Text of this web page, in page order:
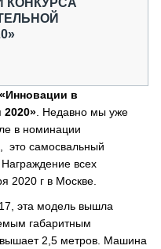
КОНКУРСА
«Инновации в
2020» . Недавно мы уже
в номинации
это самосвальный
всех
2020 г в Москве.
эта модель вышла
габаритным
2,5 метров. Машина